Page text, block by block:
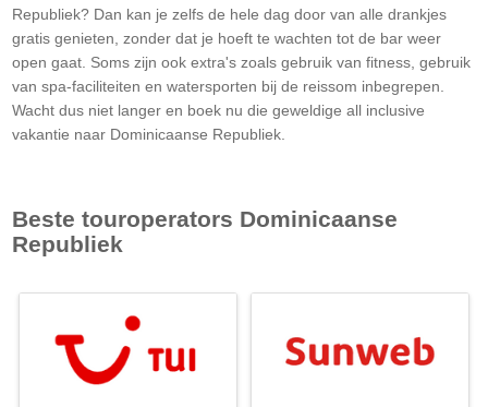
Republiek? Dan kan je zelfs de hele dag door van alle drankjes
gratis genieten, zonder dat je hoeft te wachten tot de bar weer
open gaat. Soms zijn ook extra's zoals gebruik van fitness, gebruik
van spa-faciliteiten en watersporten bij de reissom inbegrepen.
Wacht dus niet langer en boek nu die geweldige all inclusive
vakantie naar Dominicaanse Republiek
Beste touroperators Dominicaanse
Republiek